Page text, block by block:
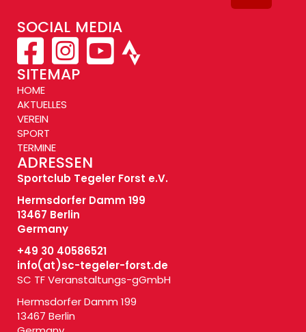
SOCIAL MEDIA
SITEMAP
HOME
AKTUELLES
VEREIN
SPORT
TERMINE
ADRESSEN
Sportclub Tegeler Forst e.V.
Hermsdorfer Damm 199
13467 Berlin
Germany
+49 30 40586521
info(at)sc-tegeler-forst.de
SC TF Veranstaltungs-gGmbH
Hermsdorfer Damm 199
13467 Berlin